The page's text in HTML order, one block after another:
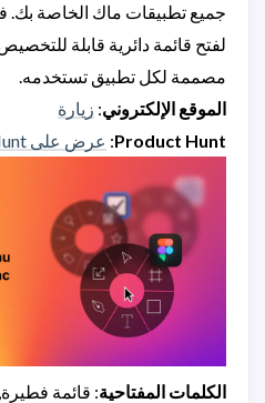
جميع تطبيقات ماك الخاصة بك.
لفتح قائمة دائرية قابلة
مصممة لكل تطبيق تستخدمه.
الموقع الإلكتروني: زيارة
Product Hunt
: عرض على Product Hunt
الكلمات المفتاحية: قائمة